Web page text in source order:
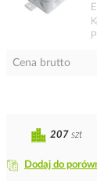
Cena brutto
Dodaj do
207 szt